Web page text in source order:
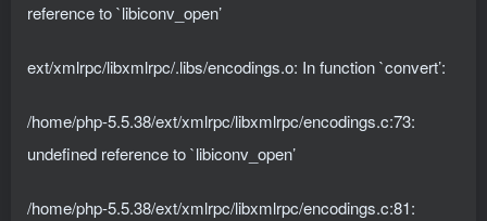
reference to `libiconv_open’
ext/xmlrpc/libxmlrpc/.libs/encodings.o: In function `convert’:
/home/php-5.5.38/ext/xmlrpc/libxmlrpc/encodings.c:73:
undefined reference to `libiconv_open’
/home/php-5.5.38/ext/xmlrpc/libxmlrpc/encodings.c:81: